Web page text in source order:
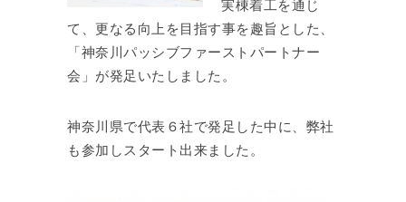
実棟着工を通じ
て、更なる向上を目指す事を趣旨とした、
「神奈川パッシブファーストパートナー
会」が発足いたしました。
神奈川県で代表６社で発足した中に、弊社
も参加しスタート出来ました。